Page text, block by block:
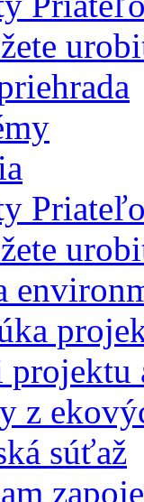
projektu
z
súťaž